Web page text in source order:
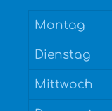
Montag
Dienstag
Mittwoch